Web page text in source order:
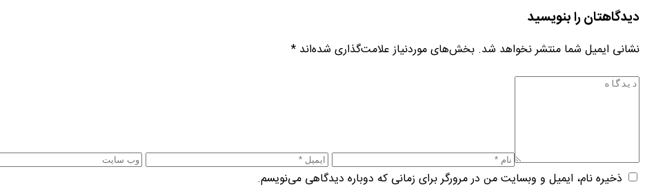
دیدگاهتان را بنویسید
نشانی ایمیل شما منتشر نخواهد شد. بخش‌های موردنیاز علامت‌گذاری شده‌اند *
ذخیره نام، ایمیل و وبسایت من در مرورگر برای زمانی که دوباره دیدگاهی می‌نویسم.